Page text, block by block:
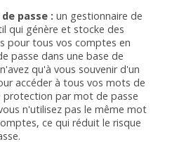
passe : un gestionnaire de
qui génère et stocke des
pour tous vos comptes en
passe dans une base de
qu'à vous souvenir d'un
accéder à tous vos mots de
par mot de passe
n'utilisez pas le même mot
ce qui réduit le risque